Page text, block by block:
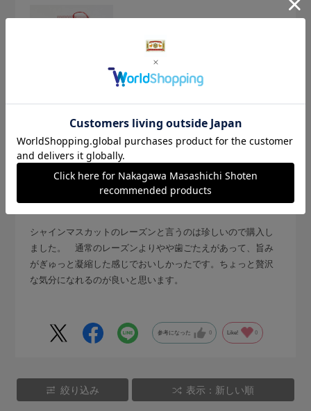
芳醇な甘味でした
購入の用途 :ご自宅用
みみつ
シャインマスカットのレーズンと言うのは珍しいので購入し
ました。 通常のレーズンよりやや歯ごたえがあって、旨み
がぎゅっと凝縮した感じでおいしかったです。ちょっと贅沢
な気分になれるのが良いと思います。
参考になった 0 Like! 0
絞り込み 表示：新しい順